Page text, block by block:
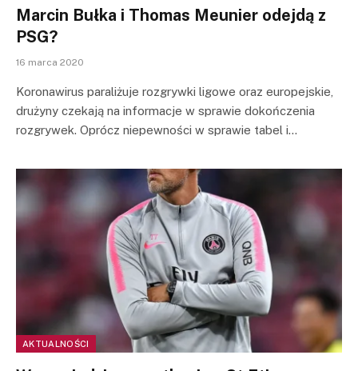
Marcin Bułka i Thomas Meunier odejdą z
PSG?
16 marca 2020
Koronawirus paraliżuje rozgrywki ligowe oraz europejskie,
drużyny czekają na informacje w sprawie dokończenia
rozgrywek. Oprócz niepewności w sprawie tabel i…
AKTUALNOŚCI